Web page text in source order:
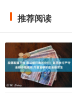
推荐阅读